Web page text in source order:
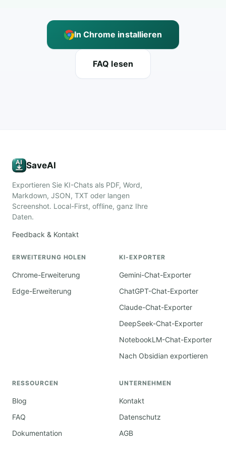
In Chrome installieren
FAQ lesen
SaveAI
Exportieren Sie KI-Chats als PDF, Word,
Markdown, JSON, TXT oder langen
Screenshot. Local-First, offline, ganz Ihre
Daten.
Feedback & Kontakt
ERWEITERUNG HOLEN
Chrome-Erweiterung
Edge-Erweiterung
KI-EXPORTER
Gemini-Chat-Exporter
ChatGPT-Chat-Exporter
Claude-Chat-Exporter
DeepSeek-Chat-Exporter
NotebookLM-Chat-Exporter
Nach Obsidian exportieren
RESSOURCEN
Blog
FAQ
Dokumentation
UNTERNEHMEN
Kontakt
Datenschutz
AGB